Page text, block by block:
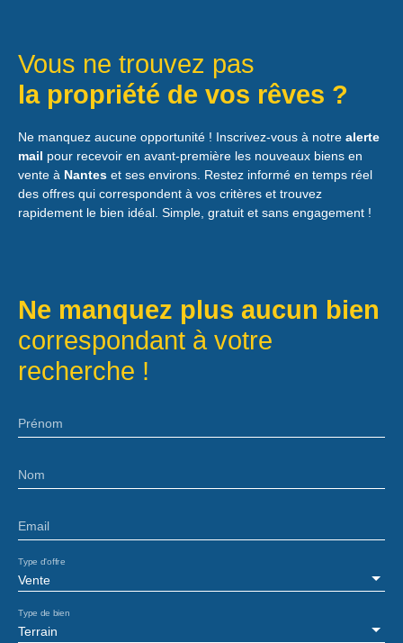
Vous ne trouvez pas
la propriété de vos rêves ?
Ne manquez aucune opportunité ! Inscrivez-vous à notre alerte
mail pour recevoir en avant-première les nouveaux biens en
vente à Nantes et ses environs. Restez informé en temps réel
des offres qui correspondent à vos critères et trouvez
rapidement le bien idéal. Simple, gratuit et sans engagement !
Ne manquez plus aucun bien
correspondant à votre
recherche !
Prénom
Nom
Email
Vente
Type d'offre
Terrain
Type de bien